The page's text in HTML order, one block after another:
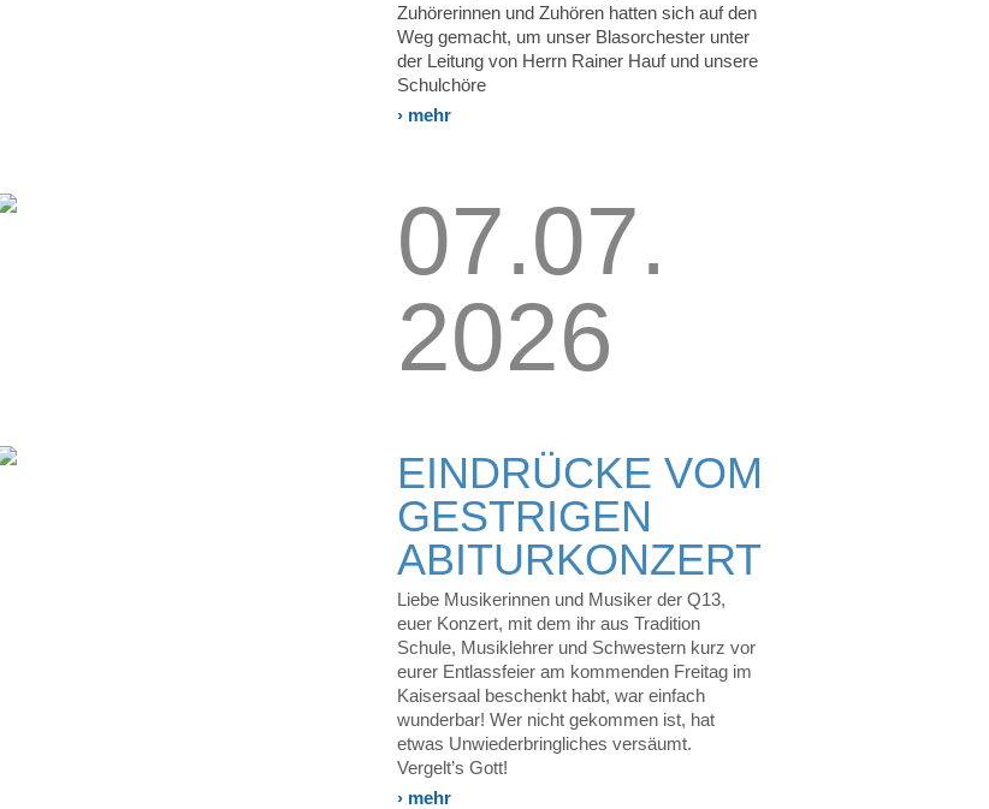
Zuhörerinnen und Zuhören hatten sich auf den
Weg gemacht, um unser Blasorchester unter
der Leitung von Herrn Rainer Hauf und unsere
Schulchöre
› mehr
07.07.
2026
EINDRÜCKE VOM
GESTRIGEN
ABITURKONZERT
Liebe Musikerinnen und Musiker der Q13,
euer Konzert, mit dem ihr aus Tradition
Schule, Musiklehrer und Schwestern kurz vor
eurer Entlassfeier am kommenden Freitag im
Kaisersaal beschenkt habt, war einfach
wunderbar! Wer nicht gekommen ist, hat
etwas Unwiederbringliches versäumt.
Vergelt’s Gott!
› mehr